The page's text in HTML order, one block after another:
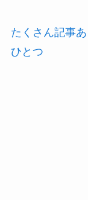
たくさん記事
ひとつ